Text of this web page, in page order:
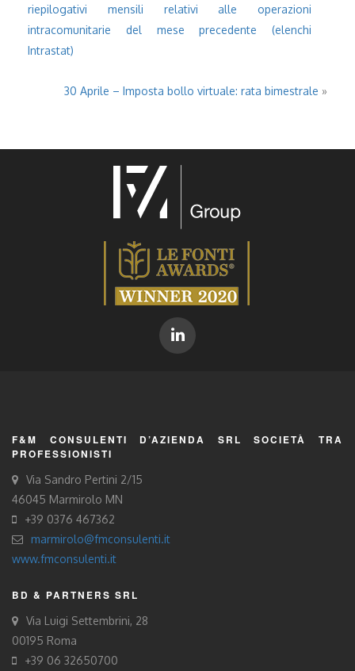
riepilogativi mensili relativi alle operazioni
intracomunitarie del mese precedente (elenchi
Intrastat)
30 Aprile – Imposta bollo virtuale: rata bimestrale »
F&M CONSULENTI D’AZIENDA SRL SOCIETÀ TRA
PROFESSIONISTI
Via Sandro Pertini 2/15
46045 Marmirolo MN
+39 0376 467362
marmirolo@fmconsulenti.it
www.fmconsulenti.it
BD & PARTNERS SRL
Via Luigi Settembrini, 28
00195 Roma
+39 06 32650700